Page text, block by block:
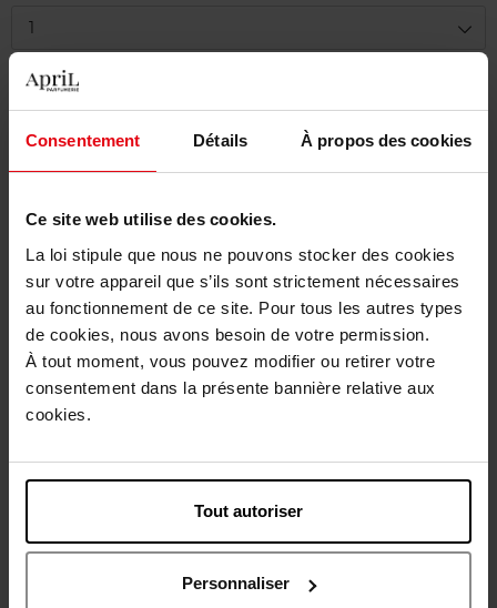
Consentement Détails À propos des cookies
Ce site web utilise des cookies.
La loi stipule que nous ne pouvons stocker des cookies
sur votre appareil que s’ils sont strictement nécessaires
au fonctionnement de ce site. Pour tous les autres types
de cookies, nous avons besoin de votre permission.
À tout moment, vous pouvez modifier ou retirer votre
consentement dans la présente bannière relative aux
cookies.
Tout autoriser
Personnaliser
1
Livraison
Livraison gratuite à partir de 50€
Retour gratuit dans votre magasin
Description